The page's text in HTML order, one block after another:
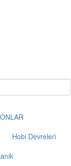
Hobi Devreleri